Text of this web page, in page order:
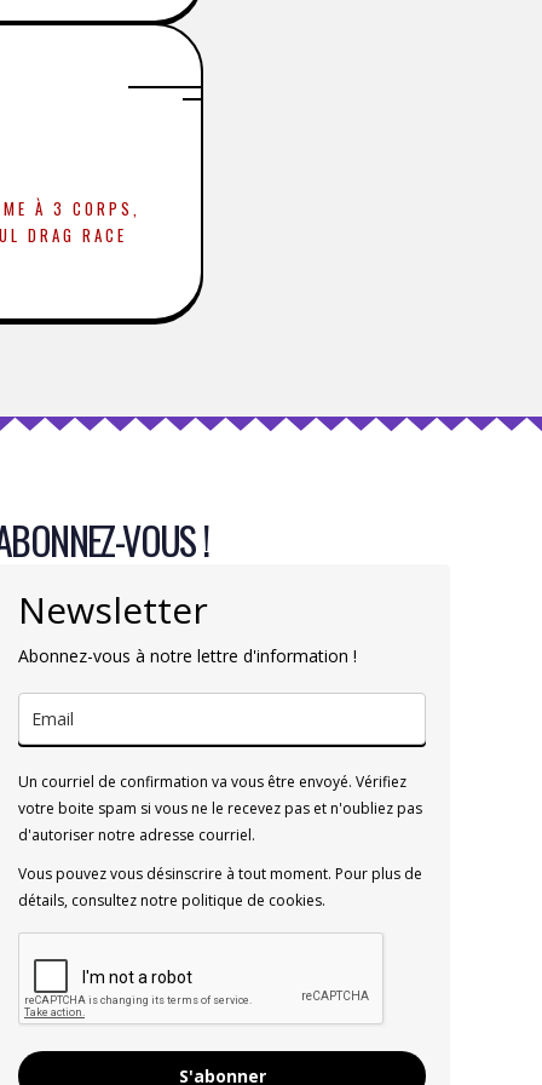
À 3 CORPS,
DRAG RACE
VOUS !
Newsletter
Abonnez-vous à notre lettre d'information !
Un courriel de confirmation va vous être envoyé. Vérifiez
votre boite spam si vous ne le recevez pas et n'oubliez pas
d'autoriser notre adresse courriel.
Vous pouvez vous désinscrire à tout moment. Pour plus de
détails, consultez notre politique de cookies.
S'abonner